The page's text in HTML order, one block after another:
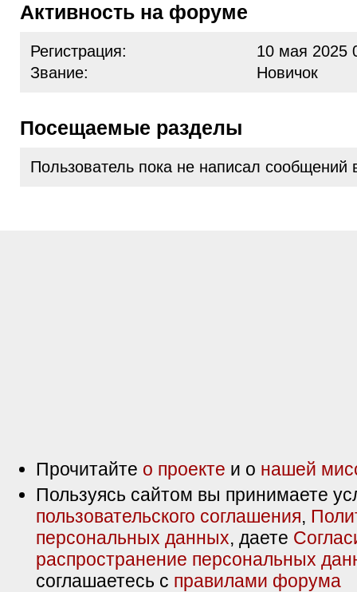
Активность на форуме
Регистрация:
10 мая 2025
Звание:
Новичок
Посещаемые разделы
Пользователь пока не написал сообщений
Прочитайте о проекте и о нашей
Пользуясь сайтом вы принимаете
пользовательского соглашения,
персональных данных, даете
распространение персональных
соглашаетесь с правилами форума